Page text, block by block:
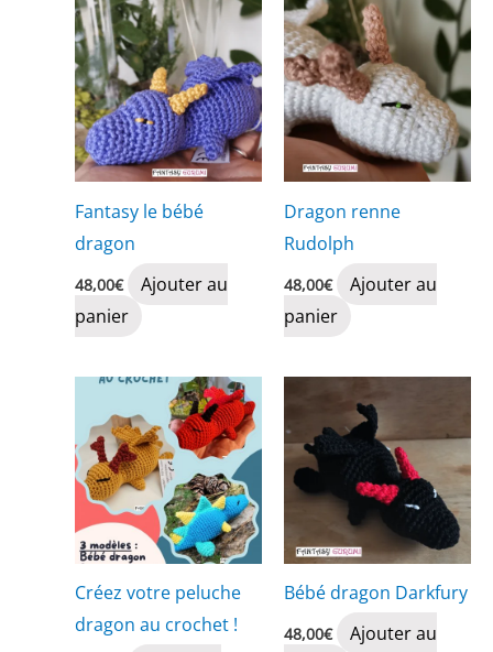
Fantasy le bébé
dragon
48,00€
Ajouter au
panier
Dragon renne
Rudolph
48,00€
Ajouter au
panier
Créez votre peluche
dragon au crochet !
Bébé dragon Darkfury
48,00€
Ajouter au